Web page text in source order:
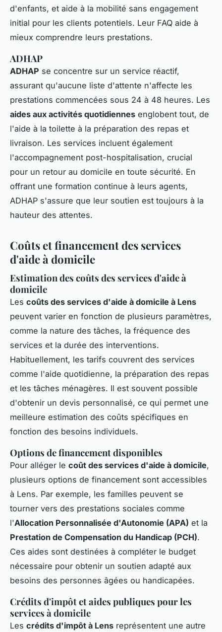
d'enfants, et aide à la mobilité sans engagement
initial pour les clients potentiels. Leur FAQ aide à
mieux comprendre leurs prestations.
ADHAP
ADHAP se concentre sur un service réactif,
assurant qu'aucune liste d'attente n'affecte les
prestations commencées sous 24 à 48 heures. Les
aides aux activités quotidiennes englobent tout, de
l'aide à la toilette à la préparation des repas et
livraison. Les services incluent également
l'accompagnement post-hospitalisation, crucial
pour un retour au domicile en toute sécurité. En
offrant une formation continue à leurs agents,
ADHAP s'assure que leur soutien est toujours à la
hauteur des attentes.
Coûts et financement des services
d'aide à domicile
Estimation des coûts des services d'aide à
domicile
Les coûts des services d'aide à domicile à Lens
peuvent varier en fonction de plusieurs paramètres,
comme la nature des tâches, la fréquence des
services et la durée des interventions.
Habituellement, les tarifs couvrent des services
comme l'aide quotidienne, la préparation des repas
et les tâches ménagères. Il est souvent possible
d'obtenir un devis personnalisé, ce qui permet une
meilleure estimation des coûts spécifiques en
fonction des besoins individuels.
Options de financement disponibles
Pour alléger le coût des services d'aide à domicile,
plusieurs options de financement sont accessibles
à Lens. Par exemple, les familles peuvent se
tourner vers des prestations sociales comme
l'Allocation Personnalisée d'Autonomie (APA) et la
Prestation de Compensation du Handicap (PCH).
Ces aides sont destinées à compléter le budget
nécessaire pour obtenir un soutien adapté aux
besoins des personnes âgées ou handicapées.
Crédits d'impôt et aides publiques pour les
services à domicile
Les crédits d'impôt à Lens représentent une autre